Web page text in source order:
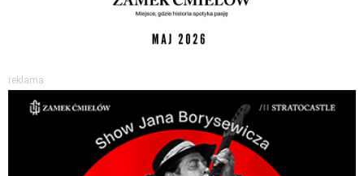
reklama